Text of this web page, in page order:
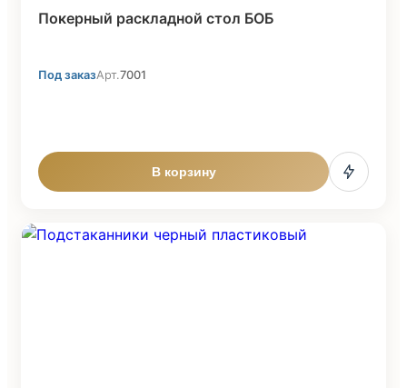
Покерный раскладной стол БОБ
Под заказАрт.7001
В корзину